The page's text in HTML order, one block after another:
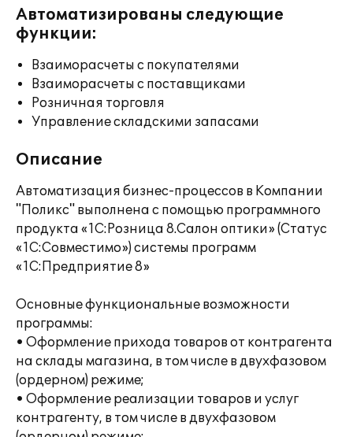
Автоматизированы следующие
функции:
Взаиморасчеты с покупателями
Взаиморасчеты с поставщиками
Розничная торговля
Управление складскими запасами
Описание
Автоматизация бизнес-процессов в Компании
"Поликс" выполнена с помощью программного
продукта «1С:Розница 8.Салон оптики» (Статус
«1С:Совместимо») системы программ
«1С:Предприятие 8»
Основные функциональные возможности
программы:
• Оформление прихода товаров от контрагента
на склады магазина, в том числе в двухфазовом
(ордерном) режиме;
• Оформление реализации товаров и услуг
контрагенту, в том числе в двухфазовом